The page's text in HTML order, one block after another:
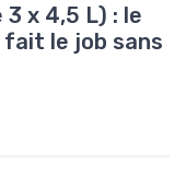
x 4,5 L) : le
le job sans